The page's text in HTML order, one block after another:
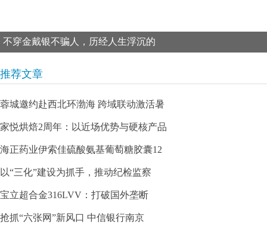
不穿金戴银不骗人，历经人生浮沉的
推荐文章
蓉城邀约赴西北环渤海 跨域联动激活暑
家悦烘焙2周年：以近场优势与硬核产品
海正药业伊索佳硫酸氨基葡萄糖胶囊12
以“三化”建设为抓手，推动纪检监察
宝立超合金316LVV：打破国外垄断
抢抓“六张网”新风口 中信银行南京